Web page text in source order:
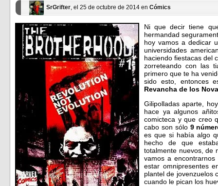
SrGrifter, el 25 de octubre de 2014 en Cómics
Ni que decir tiene
hermandad
hoy vamos a dedicar
universidades
haciendo fiestacas del
zorreteando con las
primero que te ha
sido esto, entonces
Revancha de los
Gilipolladas aparte,
hace ya algunos
comicteca y que creo
cabo son sólo9
es que si había algo
hecho de que
totalmente nuevos, de
vamos a
estar omnipresentes
plantel de jovenzuelos
cuando le pican los